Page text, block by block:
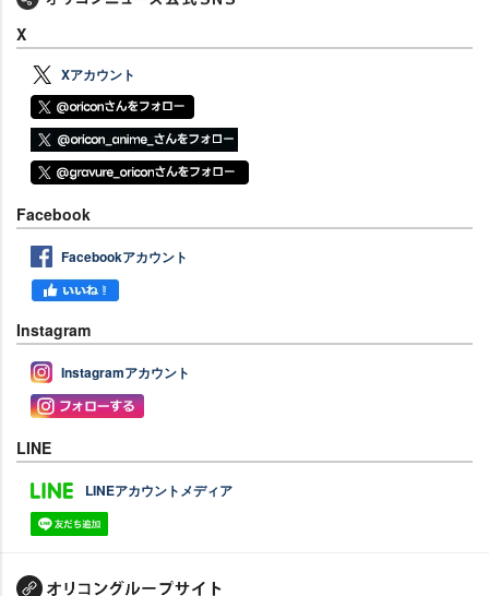
X
Xアカウント
Facebook
Facebookアカウント
Instagram
Instagramアカウント
LINE
LINEアカウントメディア